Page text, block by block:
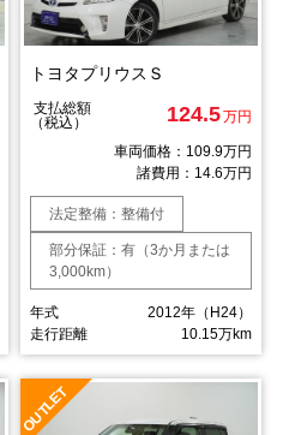
トヨタプリウスＳ
支払総額
（税込）
124.5万円
車両価格：109.9万円
諸費用：14.6万円
法定整備：整備付
部分保証：有（3か月または
3,000km）
年式
2012年（H24）
走行距離
10.15万km